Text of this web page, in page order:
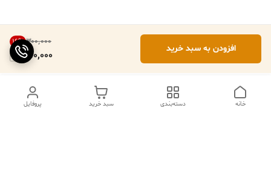
۳۰۰٬۰۰۰ 16%
250,000
افزودن به سبد خرید
پروفایل سبد خرید دسته‌بندی خانه